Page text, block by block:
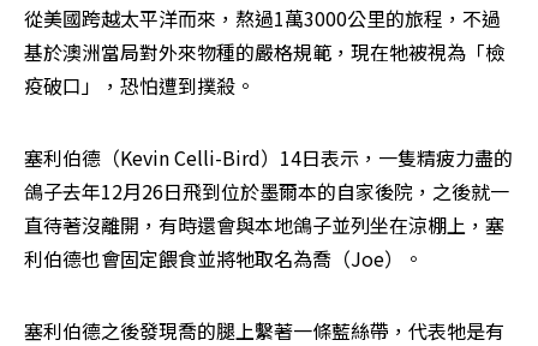
從美國跨越太平洋而來，熬過1萬3000公里的旅程，不過
基於澳洲當局對外來物種的嚴格規範，現在牠被視為「檢
疫破口」，恐怕遭到撲殺。
塞利伯德（Kevin Celli-Bird）14日表示，一隻精疲力盡的
鴿子去年12月26日飛到位於墨爾本的自家後院，之後就一
直待著沒離開，有時還會與本地鴿子並列坐在涼棚上，塞
利伯德也會固定餵食並將牠取名為喬（Joe）。
塞利伯德之後發現喬的腿上繫著一條藍絲帶，代表牠是有